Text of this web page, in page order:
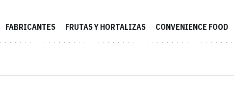
FABRICANTES FRUTAS Y HORTALIZAS CONVENIENCE FOOD